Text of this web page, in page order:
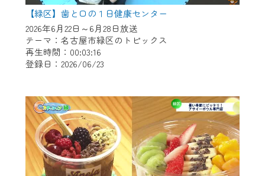
【緑区】歯と口の１日健康センター
2026年6月22日～6月28日放送
テーマ：名古屋市緑区のトピックス
再生時間：00:03:16
登録日：2026/06/23
＜メンテナンス情報＞
CCNetWebTVのリニューアルにともないメ
ンテナンス作業を予定しています。
作業の間は、CCNetWebTVの画面が「メン
テナンス中」になり、ご利用いただけませ
ん。
ご不便をおかけいたしますが、ご了承の程
よろしくお願いいたします。